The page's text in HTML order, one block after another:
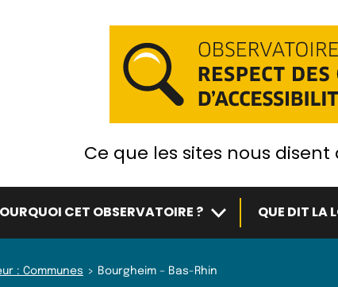
Ce que les sites nous
CET OBSERVATOIRE ? Sous-menuQUE DIT LA
: Communes Bourgheim – Bas-Rhin